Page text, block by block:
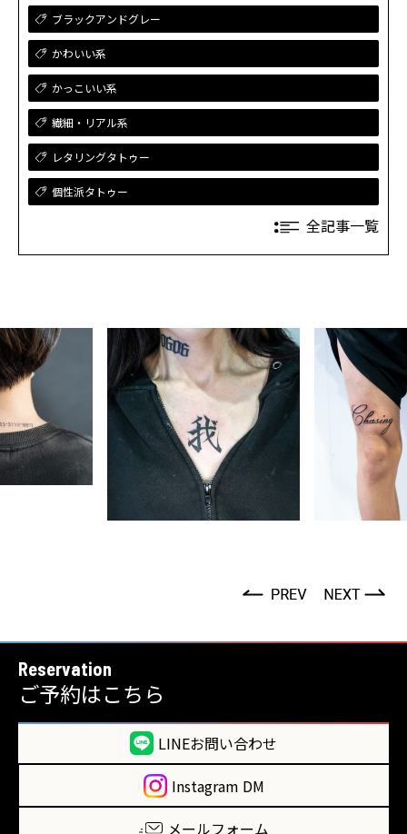
ブラックアンドグレー
かわいい系
かっこいい系
繊細・リアル系
レタリングタトゥー
個性派タトゥー
全記事一覧
Reservation
ご予約はこちら
LINEお問い合わせ
Instagram DM
メールフォーム